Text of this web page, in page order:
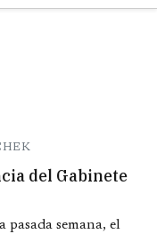
del Gabinete
pasada semana, el